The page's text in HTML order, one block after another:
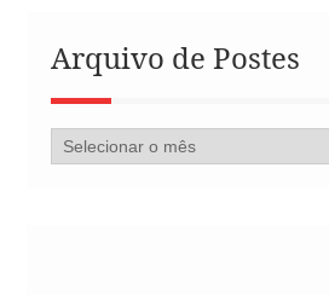
Arquivo de Postes
Arquivo
de